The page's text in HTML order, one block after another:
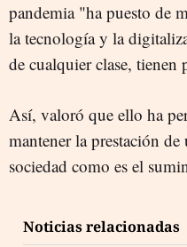
pandemia "ha puesto de
la tecnología y la
de cualquier clase, tienen
Así, valoró que ello ha
mantener la prestación
sociedad como es el
Noticias relacionadas